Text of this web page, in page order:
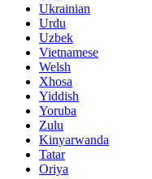
Ukrainian
Urdu
Uzbek
Vietnamese
Welsh
Xhosa
Yiddish
Yoruba
Zulu
Kinyarwanda
Tatar
Oriya